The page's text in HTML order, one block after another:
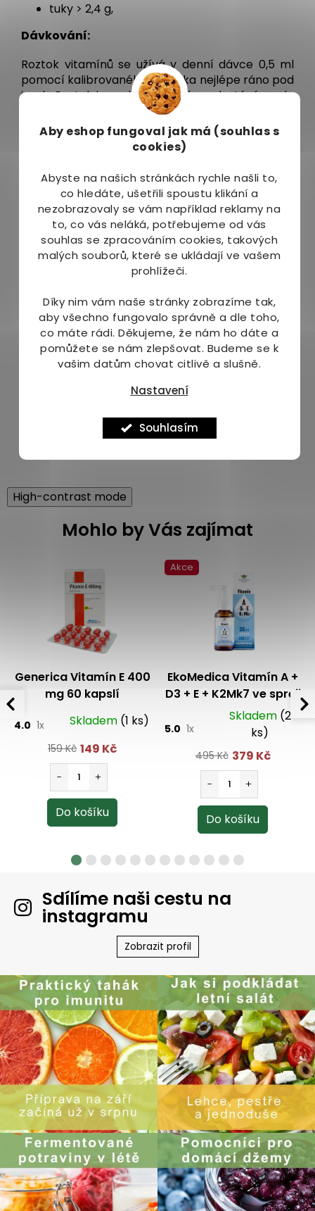
Aby eshop fungoval jak má (souhlas s
cookies)
Abyste na našich stránkách rychle našli to,
co hledáte, ušetřili spoustu klikání a
nezobrazovaly se vám například reklamy na
to, co vás neláká, potřebujeme od vás
souhlas se zpracováním cookies, takových
malých souborů, které se ukládají ve vašem
prohlížeči.
Díky nim vám naše stránky zobrazíme tak,
aby všechno fungovalo správně a dle toho,
co máte rádi. Děkujeme, že nám ho dáte a
pomůžete se nám zlepšovat. Budeme se k
vašim datům chovat citlivě a slušně.
Nastavení
Souhlasím
tuky > 2,4 g,
Dávkování:
Roztok vitamínů se užívá v denní dávce 0,5 ml
pomocí kalibrovaného kapátka nejlépe ráno pod
jazyk. Roztok je rychle vstřebán a dostává se do
krevního oběhu bez zbytečných ztrát
způsobených průchodem trávícím systémem a
rovněž bez dlouhodobého zatěžování organismu
aditivy, která jsou pro komplementaci tablet
případně tobolek nutná.
0,5 ml vitamínu E odpovídá doporučené denní
dávce vitamínu - 10 mg.
Pro optimální účinnost doporučujeme užívat po
dobu 2-3 měsíců.
30 ml - dávka na 2 měsíce
Upozornění:
stravy. Nepřekračujte doporučenou denní dávku.
suchém a tmavém místě chráněném před
High-contrast mode
Mohlo by Vás zajímat
Generica Vitamín E 400
mg 60 kapslí
4.0 1x Skladem (1 ks)
159 Kč 149 Kč
Akce
EkoMedica Vitamín A +
D3 + E + K2Mk7 ve spreji
30 ml
5.0 1x
Skladem (2
ks)
495 Kč 379 Kč
Sdílíme naši cestu na
instagramu
Zobrazit profil